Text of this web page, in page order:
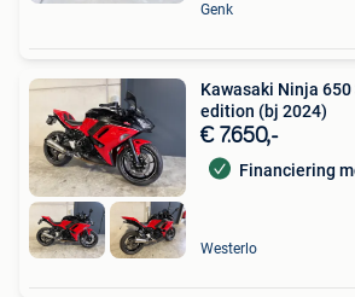
Genk
Kawasaki Ninja
edition (bj 2024)
€ 7.650,-
Financiering
Westerlo